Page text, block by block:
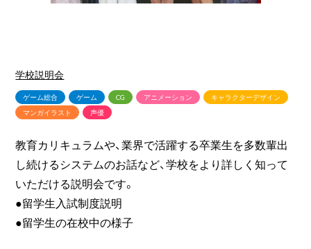
学校説明会
ゲーム総合 ゲーム CG アニメーション
キャラクターデザイン
マンガイラスト
声優
教育カリキュラムや、業界で活躍する卒業生を多数輩出
し続けるシステムのお話など、学校をより詳しく知って
いただける説明会です。
●留学生入試制度説明
●留学生の在校中の様子